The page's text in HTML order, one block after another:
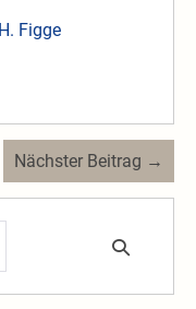
Figge
Nächster Beitrag →